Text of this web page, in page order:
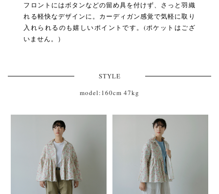
フロントにはボタンなどの留め具を付けず、さっと羽織
れる軽快なデザインに。カーディガン感覚で気軽に取り
入れられるのも嬉しいポイントです。(ポケットはござ
いません。）
STYLE
model:160cm 47kg